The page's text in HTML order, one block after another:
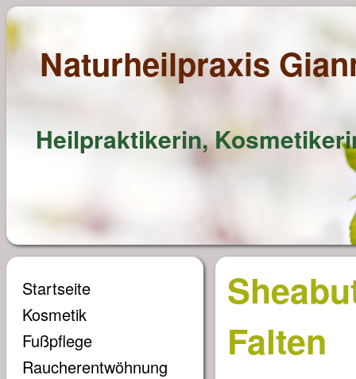
Naturheilpraxis
Heilpraktikerin,
Startseite
Kosmetik
Fußpflege
Raucherentwöhnung
Falten